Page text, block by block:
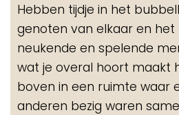
Hebben tijdje in het
genoten van elkaar en
neukende en spelende
wat je overal hoort maakt
boven in een ruimte waar
anderen bezig waren